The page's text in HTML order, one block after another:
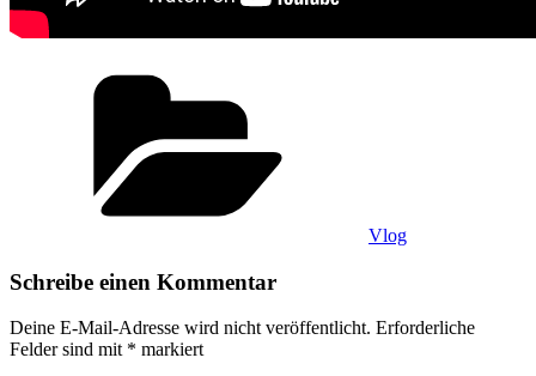
Vlog
Schreibe einen Kommentar
Deine E-Mail-Adresse wird nicht veröffentlicht. Erforderliche
Felder sind mit * markiert